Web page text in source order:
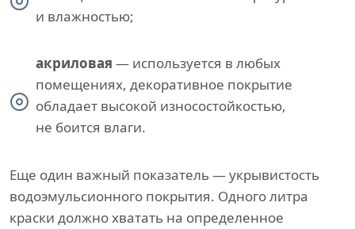
и влажностью;
акриловая — используется в любых
помещениях, декоративное покрытие
обладает высокой износостойкостью,
не боится влаги.
Еще один важный показатель — укрывистость
водоэмульсионного покрытия. Одного литра
краски должно хватать на определенное